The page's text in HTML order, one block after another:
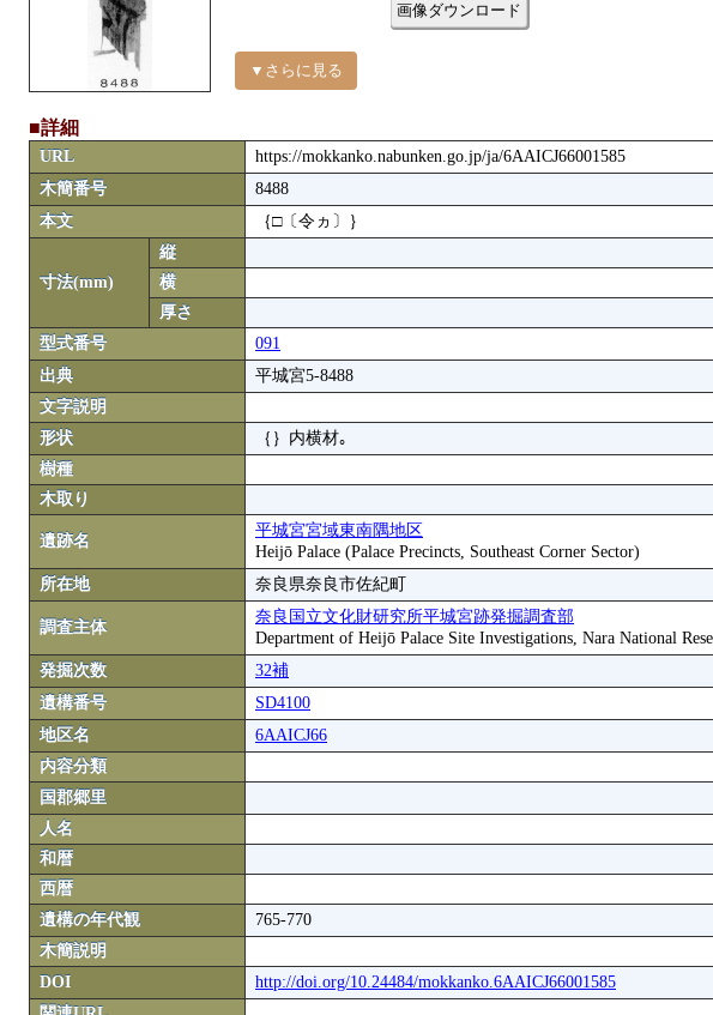
▼さらに見る
画像ダウンロード
■詳細
URL
https://mokkanko.nabunken.go.jp/ja/6AAICJ66001585
木簡番号
8488
本文
｛□〔令ヵ〕｝
寸法(mm)
縦
横
厚さ
型式番号
091
出典
平城宮5-8488
文字説明
形状
｛｝内横材｡
樹種
木取り
遺跡名
平城宮宮域東南隅地区
Heijō Palace (Palace Precincts, Southeast Corner Sector)
所在地
奈良県奈良市佐紀町
調査主体
奈良国立文化財研究所平城宮跡発掘調査部
Department of Heijō Palace Site Investigations, Nara National
発掘次数
32補
遺構番号
SD4100
地区名
6AAICJ66
内容分類
国郡郷里
人名
和暦
西暦
遺構の年代観
765-770
木簡説明
DOI
http://doi.org/10.24484/mokkanko.6AAICJ66001585